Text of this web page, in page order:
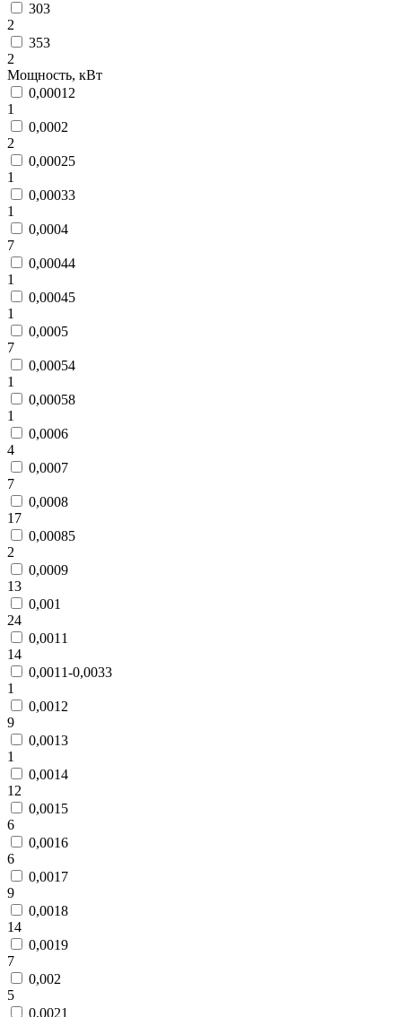
303
2
353
2
Мощность, кВт
0,00012
1
0,0002
2
0,00025
1
0,00033
1
0,0004
7
0,00044
1
0,00045
1
0,0005
7
0,00054
1
0,00058
1
0,0006
4
0,0007
7
0,0008
17
0,00085
2
0,0009
13
0,001
24
0,0011
14
0,0011-0,0033
1
0,0012
9
0,0013
1
0,0014
12
0,0015
6
0,0016
6
0,0017
9
0,0018
14
0,0019
7
0,002
5
0,0021